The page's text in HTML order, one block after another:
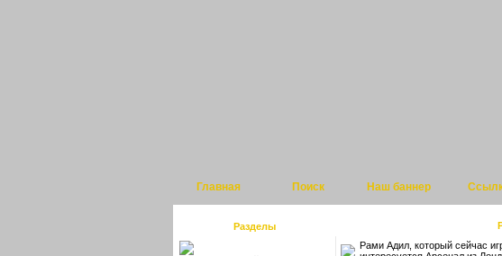
Главная Поиск Наш баннер
Разделы
Рами Адил, который сейчас